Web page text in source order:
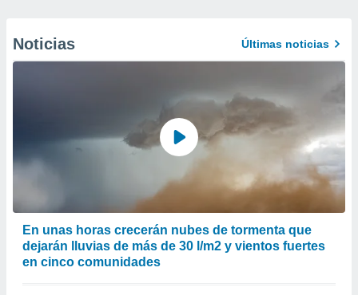
Noticias Últimas noticias
En unas horas crecerán nubes de tormenta que
dejarán lluvias de más de 30 l/m2 y vientos fuertes
en cinco comunidades